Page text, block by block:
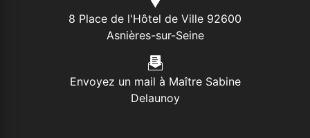
8 Place de l'Hôtel de Ville 92600
Asnières-sur-Seine
Envoyez un mail à Maître Sabine
Delaunoy